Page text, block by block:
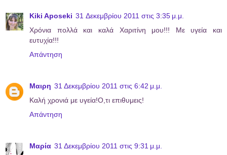
Kiki Aposeki 31 Δεκεμβρίου 2011 στις 3:35 μ.μ.
Χρόνια πολλά και καλά Χαριτίνη μου!!! Με υγεία και
ευτυχία!!!
Απάντηση
Μαιρη 31 Δεκεμβρίου 2011 στις 6:42 μ.μ.
Kαλή χρονιά με υγεία!Ο,τι επιθυμεις!
Απάντηση
Μαρία 31 Δεκεμβρίου 2011 στις 9:31 μ.μ.